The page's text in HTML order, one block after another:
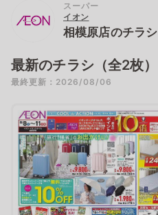
スーパー
イオン
相模原店のチラシ
最新のチラシ（全2枚）
最終更新：2026/08/06